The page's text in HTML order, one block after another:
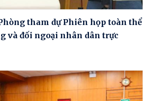
tham dự Phiên họp toàn thể
và đối ngoại nhân dân trực